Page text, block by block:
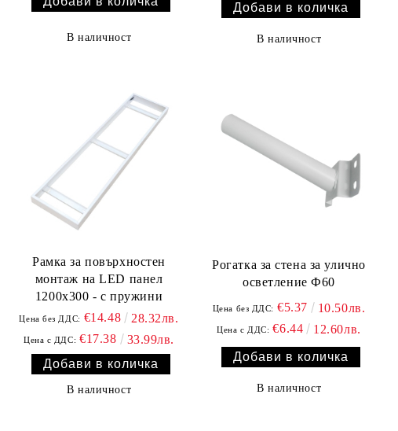
В наличност В наличност
Рамка за повърхностен
монтаж на LED панел
1200х300 - с пружини
Цена без ДДС: €14.48 28.32лв.
Цена с ДДС: €17.38 33.99лв.
В наличност
Рогатка за стена за улично
осветление Ф60
Цена без ДДС: €5.37 10.50лв.
Цена с ДДС: €6.44 12.60лв.
В наличност